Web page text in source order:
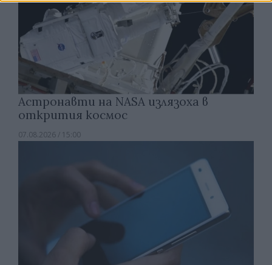
Астронавти на NASA излязоха в
открития космос
07.08.2026 / 15:00